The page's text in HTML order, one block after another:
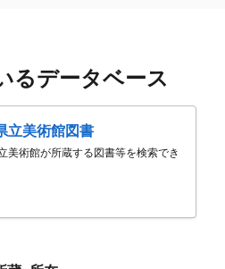
るデータベース
立美術館図書
美術館が所蔵する図書等を検索でき